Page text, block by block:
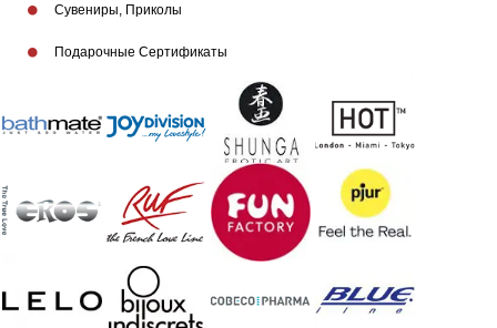
Сувениры, Приколы
Подарочные Сертификаты